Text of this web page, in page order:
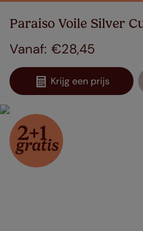
Paraiso Voile Silver
€28,45
Krijg een prijs